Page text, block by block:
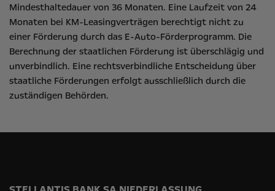
Mindesthaltedauer von 36 Monaten. Eine Laufzeit von 24
Monaten bei KM-Leasingverträgen berechtigt nicht zu
einer Förderung durch das E-Auto-Förderprogramm. Die
Berechnung der staatlichen Förderung ist überschlägig und
unverbindlich. Eine rechtsverbindliche Entscheidung über
staatliche Förderungen erfolgt ausschließlich durch die
zuständigen Behörden.